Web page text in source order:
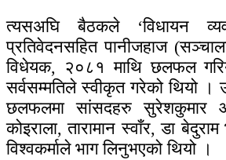
त्यसअघि बैठकले ‘विधायन
प्रतिवेदनसहित पानीजहाज
विधेयक, २०८१ माथि छलफल
सर्वसम्मतिले स्वीकृत गरेको थियो ।
छलफलमा सांसदहरु सुरेशकुमार
कोइराला, तारामान स्वाँर, डा
विश्वकर्माले भाग लिनुभएको थियो ।